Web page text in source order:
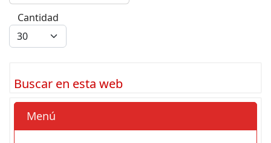
Cantidad
Buscar en esta web
Menú